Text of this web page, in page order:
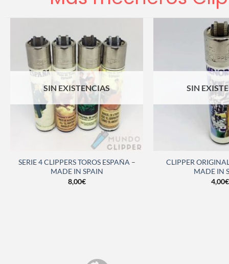
SIN EXISTENCIAS
SERIE 4 CLIPPERS TOROS ESPAÑA –
MADE IN SPAIN
8,00€
SIN
CLIPPER
MADE IN
4,00€